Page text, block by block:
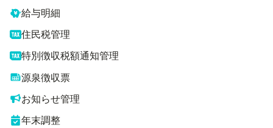
給与明細
住民税管理
特別徴収税額通知管理
源泉徴収票
お知らせ管理
年末調整